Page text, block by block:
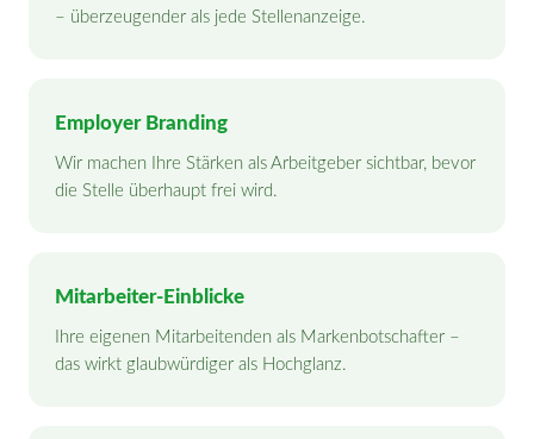
– überzeugender als jede Stellenanzeige.
Employer Branding
Wir machen Ihre Stärken als Arbeitgeber sichtbar, bevor
die Stelle überhaupt frei wird.
Mitarbeiter-Einblicke
Ihre eigenen Mitarbeitenden als Markenbotschafter –
das wirkt glaubwürdiger als Hochglanz.